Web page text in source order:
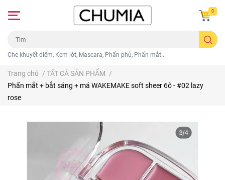
Che khuyết điểm, Kem lót, Mascara, Phấn phủ, Phấn mắt...
0
Trang chủ / TẤT CẢ SẢN PHẨM /
Phấn mắt + bắt sáng + má WAKEMAKE soft sheer 6ô - #02 lazy
rose